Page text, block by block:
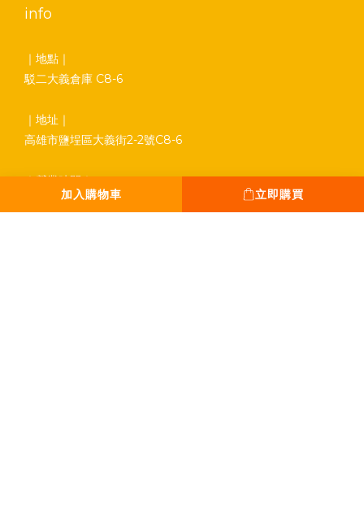
加入購物車 立即購買
info
｜地點｜
駁二大義倉庫 C8-6
｜地址｜
高雄市鹽埕區大義街2-2號C8-6
｜營業時間｜
平日 13:00 - 18:00